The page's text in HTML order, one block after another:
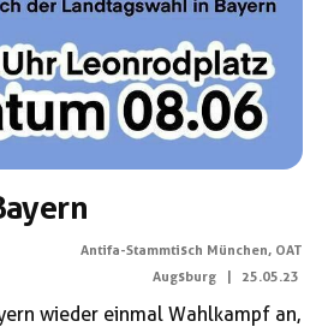
Antifa-Stammtisch München, OAT
Augsburg
25.05.23
wieder einmal Wahlkampf an,